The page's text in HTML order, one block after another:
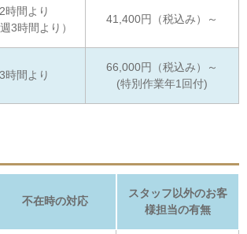
時間より
3時間より）
41,400円（税込み）～
時間より
66,000円（税込み）～
(特別作業年1回付)
不在時の対応
スタッフ以外のお客
様担当の有無